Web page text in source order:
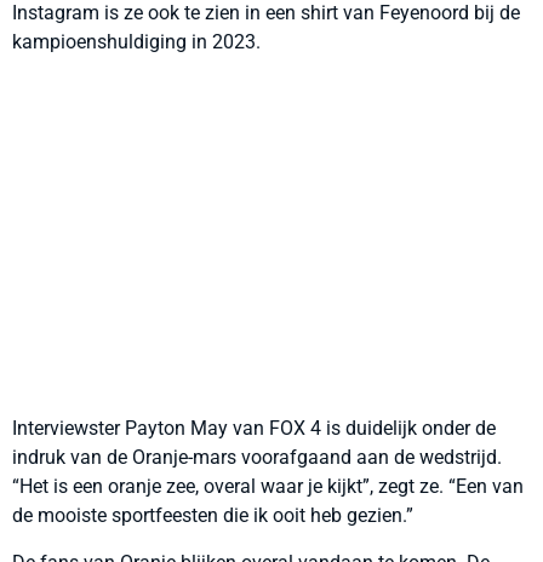
Instagram is ze ook te zien in een shirt van Feyenoord bij de
kampioenshuldiging in 2023.
Interviewster Payton May van FOX 4 is duidelijk onder de
indruk van de Oranje-mars voorafgaand aan de wedstrijd.
“Het is een oranje zee, overal waar je kijkt”, zegt ze. “Een van
de mooiste sportfeesten die ik ooit heb gezien.”